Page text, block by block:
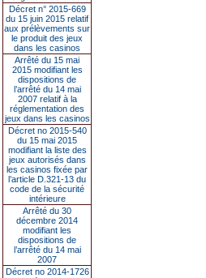
Décret n° 2015-669
du 15 juin 2015 relatif
aux prélèvements sur
le produit des jeux
dans les casinos
Arrêté du 15 mai
2015 modifiant les
dispositions de
l’arrêté du 14 mai
2007 relatif à la
réglementation des
jeux dans les casinos
Décret no 2015-540
du 15 mai 2015
modifiant la liste des
jeux autorisés dans
les casinos fixée par
l’article D.321-13 du
code de la sécurité
intérieure
Arrêté du 30
décembre 2014
modifiant les
dispositions de
l’arrêté du 14 mai
2007
Décret no 2014-1726